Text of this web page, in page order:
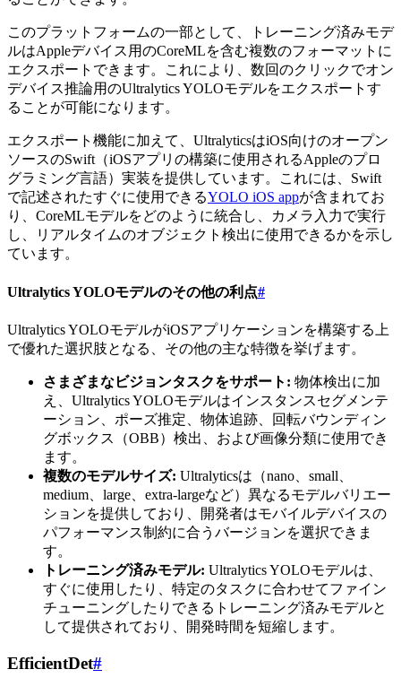
このプラットフォームの一部として、トレーニング済みモデ
ルはAppleデバイス用のCoreMLを含む複数のフォーマットに
エクスポートできます。これにより、数回のクリックでオン
デバイス推論用のUltralytics YOLOモデルをエクスポートす
ることが可能になります。
エクスポート機能に加えて、UltralyticsはiOS向けのオープン
ソースのSwift（iOSアプリの構築に使用されるAppleのプロ
グラミング言語）実装を提供しています。これには、Swift
で記述されたすぐに使用できるYOLO iOS appが含まれてお
り、CoreMLモデルをどのように統合し、カメラ入力で実行
し、リアルタイムのオブジェクト検出に使用できるかを示し
ています。
Ultralytics YOLOモデルのその他の利点#
Ultralytics YOLOモデルがiOSアプリケーションを構築する上
で優れた選択肢となる、その他の主な特徴を挙げます。
さまざまなビジョンタスクをサポート: 物体検出に加
え、Ultralytics YOLOモデルはインスタンスセグメンテ
ーション、ポーズ推定、物体追跡、回転バウンディン
グボックス（OBB）検出、および画像分類に使用でき
ます。
複数のモデルサイズ: Ultralyticsは（nano、small、
medium、large、extra-largeなど）異なるモデルバリエー
ションを提供しており、開発者はモバイルデバイスの
パフォーマンス制約に合うバージョンを選択できま
す。
トレーニング済みモデル: Ultralytics YOLOモデルは、
すぐに使用したり、特定のタスクに合わせてファイン
チューニングしたりできるトレーニング済みモデルと
して提供されており、開発時間を短縮します。
EfficientDet#